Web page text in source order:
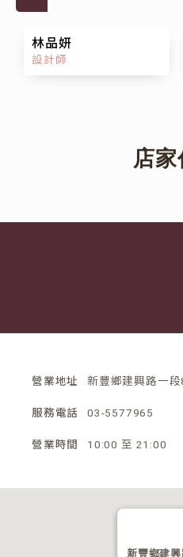
林品妍
設計師
店家
新豐鄉建
營業地址 新豐鄉建興路一
服務電話 03-5577965
營業時間 10:00 至 21:00